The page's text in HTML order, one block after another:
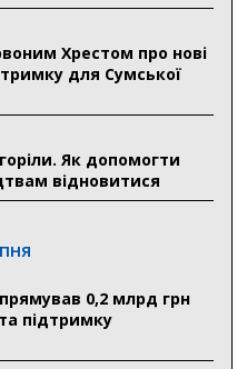
Хрестом про нові
для Сумської
Як допомогти
відновитися
0,2 млрд грн
підтримку